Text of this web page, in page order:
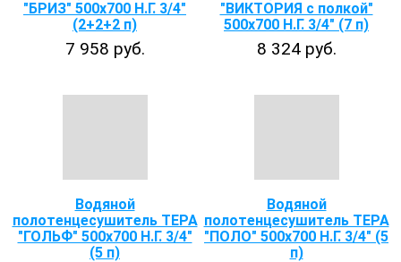
"БРИЗ" 500х700 Н.Г. 3/4"
(2+2+2 п)
7 958 руб.
"ВИКТОРИЯ с полкой"
500х700 Н.Г. 3/4" (7 п)
8 324 руб.
Водяной
полотенцесушитель ТЕРА
"ГОЛЬФ" 500х700 Н.Г. 3/4"
(5 п)
Водяной
полотенцесушитель ТЕРА
"ПОЛО" 500х700 Н.Г. 3/4" (5
п)